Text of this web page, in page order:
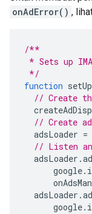
onAdError() ,
/**
* Sets up
*/
function
// Create
// Create
adsLoader =
// Listen
adsLoader .
google.
adsLoader .
google.